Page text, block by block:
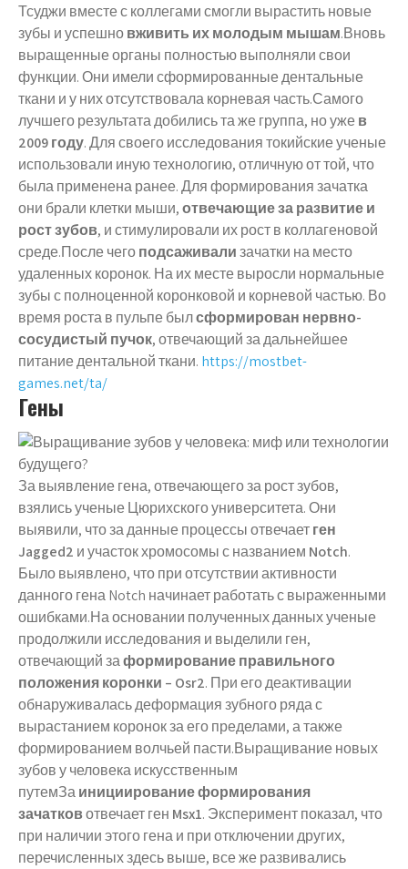
Тсуджи вместе с коллегами смогли вырастить новые
зубы и успешновживить их молодым мышам.Вновь
выращенные органы полностью выполняли свои
функции. Они имели сформированные дентальные
ткани и у них отсутствовала корневая часть.Самого
лучшего результата добились та же группа, но ужев
2009 году. Для своего исследования токийские ученые
использовали иную технологию, отличную от той, что
была применена ранее. Для формирования зачатка
они брали клетки мыши,отвечающие за развитие и
рост зубов, и стимулировали их рост в коллагеновой
среде.После чегоподсаживализачатки на место
удаленных коронок. На их месте выросли нормальные
зубы с полноценной коронковой и корневой частью. Во
время роста в пульпе былсформирован нервно-
сосудистый пучок, отвечающий за дальнейшее
питание дентальной ткани. https://mostbet-
games.net/ta/
Гены
За выявление гена, отвечающего за рост зубов,
взялись ученые Цюрихского университета. Они
выявили, что за данные процессы отвечаетген
Jagged2 и участок хромосомы с названием Notch.
Было выявлено, что при отсутствии активности
данного гена Notch начинает работать с выраженными
ошибками.На основании полученных данных ученые
продолжили исследования и выделили ген,
отвечающий заформирование правильного
положения коронки – Osr2. При его деактивации
обнаруживалась деформация зубного ряда с
вырастанием коронок за его пределами, а также
формированием волчьей пасти.Выращивание новых
зубов у человека искусственным
путемЗаинициирование формирования
зачатковотвечает ген Msx1. Эксперимент показал, что
при наличии этого гена и при отключении других,
перечисленных здесь выше, все же развивались